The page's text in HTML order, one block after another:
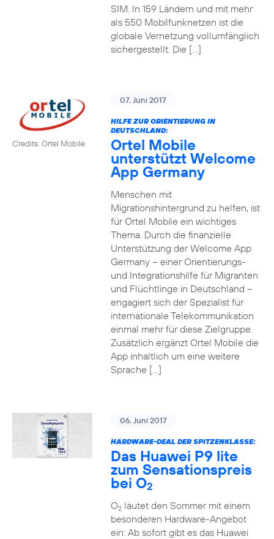
SIM. In 159 Ländern und mit mehr
als 550 Mobilfunknetzen ist die
globale Vernetzung vollumfänglich
sichergestellt. Die […]
Credits: Ortel Mobile
07. Juni 2017
HILFE ZUR ORIENTIERUNG IN
DEUTSCHLAND:
Ortel Mobile
unterstützt Welcome
App Germany
Menschen mit
Migrationshintergrund zu helfen, ist
für Ortel Mobile ein wichtiges
Thema. Durch die finanzielle
Unterstützung der Welcome App
Germany – einer Orientierungs-
und Integrationshilfe für Migranten
und Flüchtlinge in Deutschland –
engagiert sich der Spezialist für
internationale Telekommunikation
einmal mehr für diese Zielgruppe.
Zusätzlich ergänzt Ortel Mobile die
App inhaltlich um eine weitere
Sprache […]
06. Juni 2017
HARDWARE-DEAL DER SPITZENKLASSE:
Das Huawei P9 lite
zum Sensationspreis
bei O2
O2läutet den Sommer mit einem
besonderen Hardware-Angebot
ein: Ab sofort gibt es das Huawei